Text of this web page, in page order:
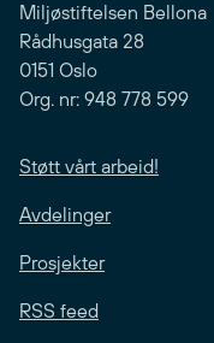
Miljøstiftelsen Bellona
Rådhusgata 28
0151 Oslo
Org. nr: 948 778 599
Støtt vårt arbeid!
Avdelinger
Prosjekter
RSS feed